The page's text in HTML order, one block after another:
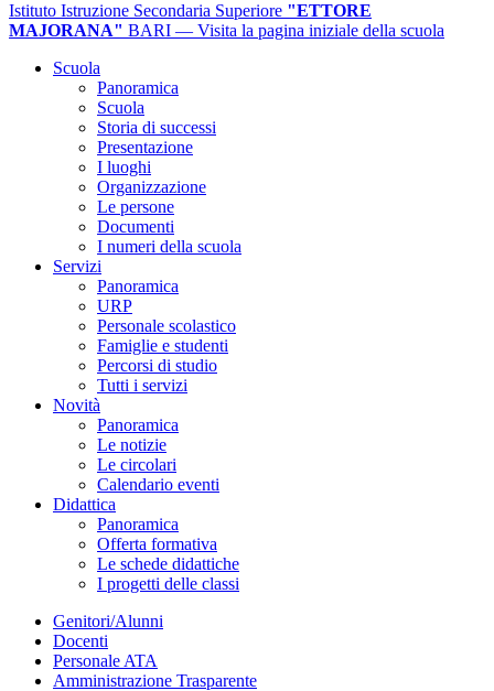
Istituto Istruzione Secondaria Superiore "ETTORE
MAJORANA" BARI — Visita la pagina iniziale della scuola
Scuola
Panoramica
Scuola
Storia di successi
Presentazione
I luoghi
Organizzazione
Le persone
Documenti
I numeri della scuola
Servizi
Panoramica
URP
Personale scolastico
Famiglie e studenti
Percorsi di studio
Tutti i servizi
Novità
Panoramica
Le notizie
Le circolari
Calendario eventi
Didattica
Panoramica
Offerta formativa
Le schede didattiche
I progetti delle classi
Genitori/Alunni
Docenti
Personale ATA
Amministrazione Trasparente